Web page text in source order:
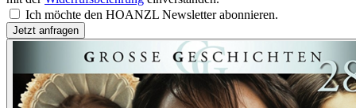
Ich möchte den HOANZL Newsletter abonnieren.